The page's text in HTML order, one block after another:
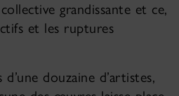
grandissante et ce,
et les ruptures
douzaine d’artistes,